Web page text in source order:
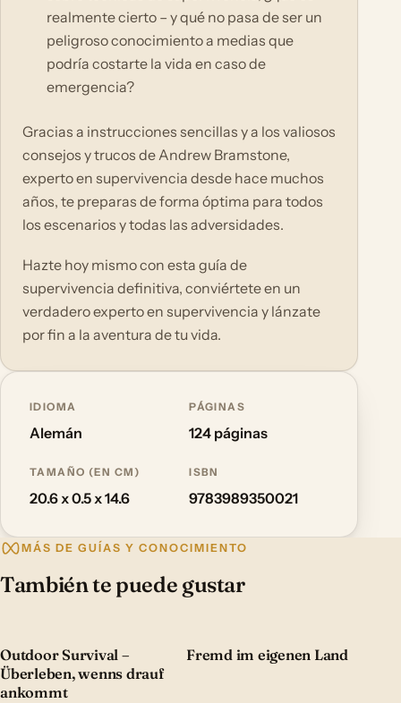
realmente cierto – y qué no pasa de ser un
peligroso conocimiento a medias que
podría costarte la vida en caso de
emergencia?
Gracias a instrucciones sencillas y a los valiosos
consejos y trucos de Andrew Bramstone,
experto en supervivencia desde hace muchos
años, te preparas de forma óptima para todos
los escenarios y todas las adversidades.
Hazte hoy mismo con esta guía de
supervivencia definitiva, conviértete en un
verdadero experto en supervivencia y lánzate
por fin a la aventura de tu vida.
IDIOMA
Alemán
PÁGINAS
124 páginas
TAMAÑO (EN CM)
20.6 x 0.5 x 14.6
ISBN
9783989350021
MÁS DE GUÍAS Y CONOCIMIENTO
También te puede gustar
Outdoor Survival –
Überleben, wenns drauf
ankommt
Fremd im eigenen Land